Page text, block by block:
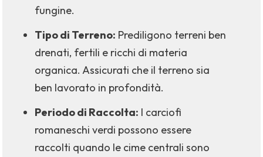
fungine.
Tipo di Terreno: Prediligono terreni ben
drenati, fertili e ricchi di materia
organica. Assicurati che il terreno sia
ben lavorato in profondità.
Periodo di Raccolta: I carciofi
romaneschi verdi possono essere
raccolti quando le cime centrali sono